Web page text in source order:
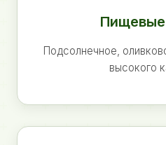
Подсолнечное,
высокого